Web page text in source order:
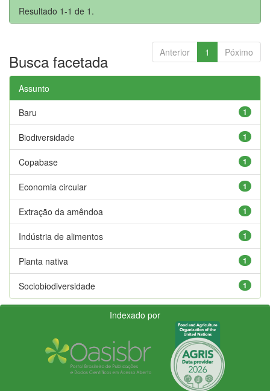
Resultado 1-1 de 1.
Anterior 1 Póximo
Busca facetada
Assunto
1
Baru
1
Biodiversidade
1
Copabase
1
Economia circular
1
Extração da amêndoa
1
Indústria de alimentos
1
Planta nativa
1
Sociobiodiversidade
Indexado por